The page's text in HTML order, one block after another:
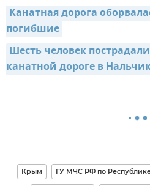
Канатная дорога
погибшие
Шесть человек
канатной дороге в
Крым ГУ МЧС РФ по